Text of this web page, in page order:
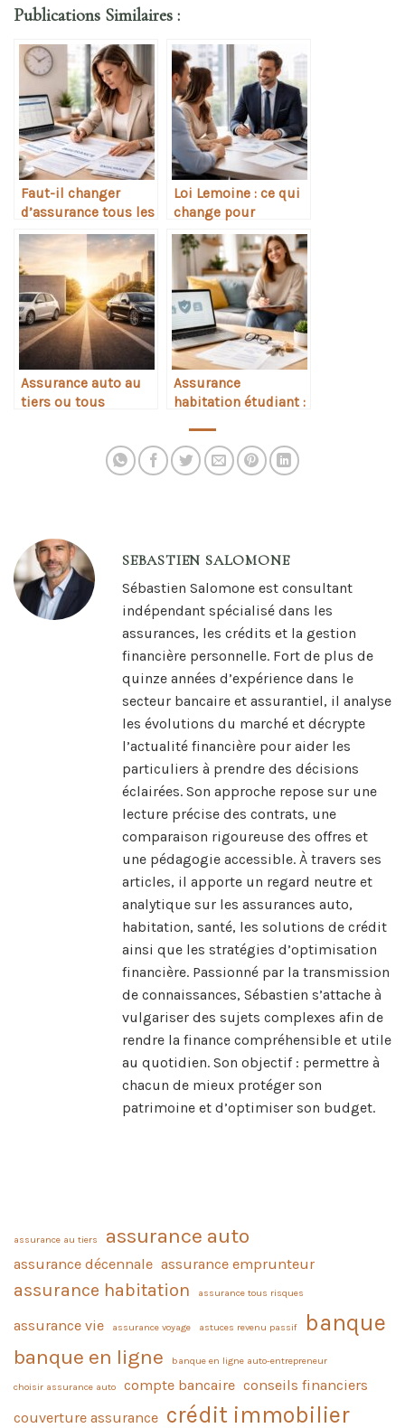
Publications Similaires :
Faut-il changer
d’assurance tous les
ans ?
Loi Lemoine : ce qui
change pour
l’assurance
emprunteur
Assurance auto au
tiers ou tous
Assurance
habitation étudiant :
SEBASTIEN SALOMONE
Sébastien Salomone est consultant
indépendant spécialisé dans les
assurances, les crédits et la gestion
financière personnelle. Fort de plus de
quinze années d’expérience dans le
secteur bancaire et assurantiel, il analyse
les évolutions du marché et décrypte
l’actualité financière pour aider les
particuliers à prendre des décisions
éclairées. Son approche repose sur une
lecture précise des contrats, une
comparaison rigoureuse des offres et
une pédagogie accessible. À travers ses
articles, il apporte un regard neutre et
analytique sur les assurances auto,
habitation, santé, les solutions de crédit
ainsi que les stratégies d’optimisation
financière. Passionné par la transmission
de connaissances, Sébastien s’attache à
vulgariser des sujets complexes afin de
rendre la finance compréhensible et utile
au quotidien. Son objectif : permettre à
chacun de mieux protéger son
patrimoine et d’optimiser son budget.
assurance au tiers assurance auto
assurance décennale assurance emprunteur
assurance habitation assurance tous risques
assurance vie assurance voyage astuces revenu passif banque
banque en ligne banque en ligne auto-entrepreneur
choisir assurance auto compte bancaire conseils financiers
couverture assurance crédit immobilier